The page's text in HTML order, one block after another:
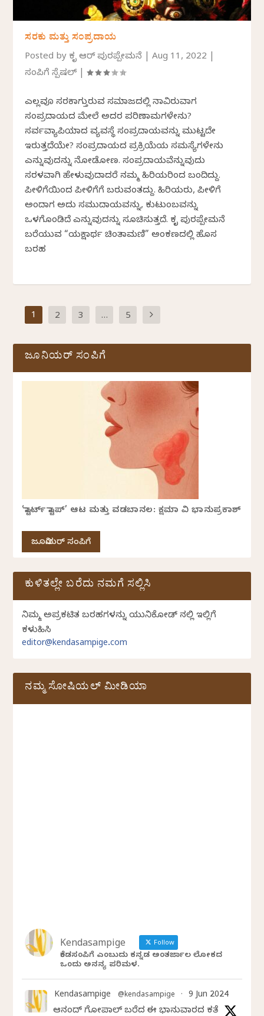
ಸರಕು ಮತ್ತು ಸಂಪ್ರದಾಯ
Posted by ಕೃತಿ ಆರ್ ಪುರಪ್ಪೇಮನೆ |Aug 11, 2022
ಸಂಪಿಗೆ ಸ್ಪೆಷಲ್|
ಎಲ್ಲವೂ ಸರಕಾಗುತ್ತಿರುವ ಸಮಾಜದಲ್ಲಿ ನಾವಿರುವಾಗ
ಸಂಪ್ರದಾಯದ ಮೇಲೆ ಅದರ ಪರಿಣಾಮಗಳೇನು?
ಸರ್ವವ್ಯಾಪಿಯಾದ ವ್ಯವಸ್ಥೆ ಸಂಪ್ರದಾಯವನ್ನು ಮುಟ್ಟದೇ
ಇರುತ್ತದೆಯೇ? ಸಂಪ್ರದಾಯದ ಪ್ರತಿಕ್ರಿಯೆಯ ಸಮಸ್ಯೆಗಳೇನು
ಎನ್ನುವುದನ್ನು ನೋಡೋಣ. ಸಂಪ್ರದಾಯವೆನ್ನುವುದು
ಸರಳವಾಗಿ ಹೇಳುವುದಾದರೆ ನಮ್ಮ ಹಿರಿಯರಿಂದ ಬಂದಿದ್ದು.
ಪೀಳಿಗೆಯಿಂದ ಪೀಳಿಗೆಗೆ ಬರುವಂತದ್ದು. ಹಿರಿಯರು, ಪೀಳಿಗೆ
ಅಂದಾಗ ಅದು ಸಮುದಾಯವನ್ನು, ಕುಟುಂಬವನ್ನು
ಒಳಗೊಂಡಿದೆ ಎನ್ನುವುದನ್ನು ಸೂಚಿಸುತ್ತದೆ. ಕೃತಿ ಪುರಪ್ಪೇಮನೆ
ಬರೆಯುವ “ಯಕ್ಷಾರ್ಥ ಚಿಂತಾಮಣಿ” ಅಂಕಣದಲ್ಲಿ ಹೊಸ
ಬರಹ
1 2 3 … 5
ಜೂನಿಯರ್ ಸಂಪಿಗೆ
‘ಸ್ಟಾರ್ಟ್ ಸ್ಟಾಪ್’ ಆಟ ಮತ್ತು ವಡಬಾನಲ: ಕ್ಷಮಾ ವಿ ಭಾನುಪ್ರಕಾಶ್
ಜೂನಿಯರ್ ಸಂಪಿಗೆ
ಕುಳಿತಲ್ಲೇ ಬರೆದು ನಮಗೆ ಸಲ್ಲಿಸಿ
ನಿಮ್ಮ ಅಪ್ರಕಟಿತ ಬರಹಗಳನ್ನು ಯುನಿಕೋಡ್ ನಲ್ಲಿ ಇಲ್ಲಿಗೆ
ಕಳುಹಿಸಿ
editor@kendasampige.com
ನಮ್ಮ ಸೋಷಿಯಲ್‌ ಮೀಡಿಯಾ
Kendasampige Follow
ಕೆಂಡಸಂಪಿಗೆ ಎಂಬುದು ಕನ್ನಡ ಅಂತರ್ಜಾಲ ಲೋಕದ
ಒಂದು ಅನನ್ಯ ಪರಿಮಳ.
Kendasampige @kendasampige · 9 Jun 2024
ಆನಂದ್‌ ಗೋಪಾಲ್‌ ಬರೆದ ಈ ಭಾನುವಾರದ ಕತೆ